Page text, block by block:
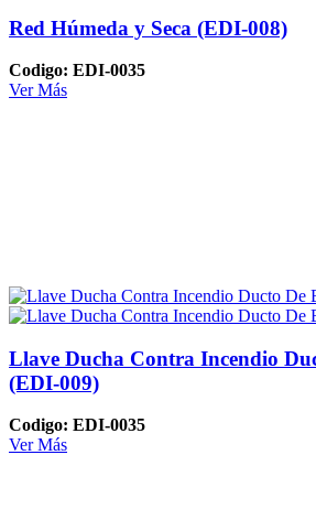
Red Húmeda y Seca (EDI-008)
Codigo: EDI-0035
Ver Más
Llave Ducha Contra Incendio
(EDI-009)
Codigo: EDI-0035
Ver Más